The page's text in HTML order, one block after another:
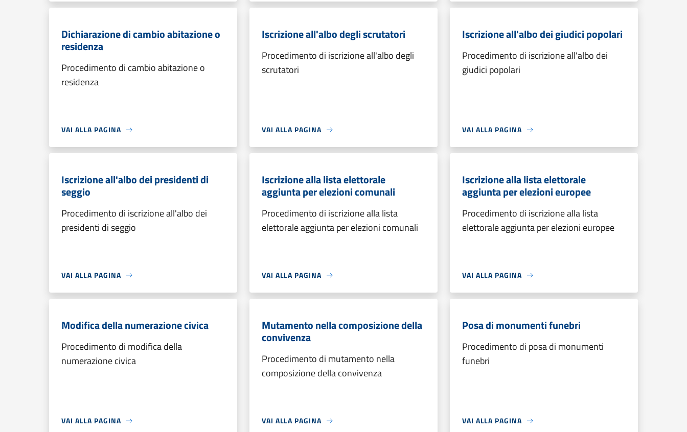
Dichiarazione di cambio abitazione o
residenza
Procedimento di cambio abitazione o
residenza
VAI ALLA PAGINA
Iscrizione all'albo degli scrutatori
Procedimento di iscrizione all'albo degli
scrutatori
VAI ALLA PAGINA
Iscrizione all'albo dei giudici popolari
Procedimento di iscrizione all'albo dei
giudici popolari
VAI ALLA PAGINA
Iscrizione all'albo dei presidenti di
seggio
Procedimento di iscrizione all'albo dei
presidenti di seggio
VAI ALLA PAGINA
Iscrizione alla lista elettorale
aggiunta per elezioni comunali
Procedimento di iscrizione alla lista
elettorale aggiunta per elezioni comunali
VAI ALLA PAGINA
Iscrizione alla lista elettorale
aggiunta per elezioni europee
Procedimento di iscrizione alla lista
elettorale aggiunta per elezioni europee
VAI ALLA PAGINA
Modifica della numerazione civica
Procedimento di modifica della
numerazione civica
VAI ALLA PAGINA
Mutamento nella composizione della
convivenza
Procedimento di mutamento nella
composizione della convivenza
VAI ALLA PAGINA
Posa di monumenti funebri
Procedimento di posa di monumenti
funebri
VAI ALLA PAGINA